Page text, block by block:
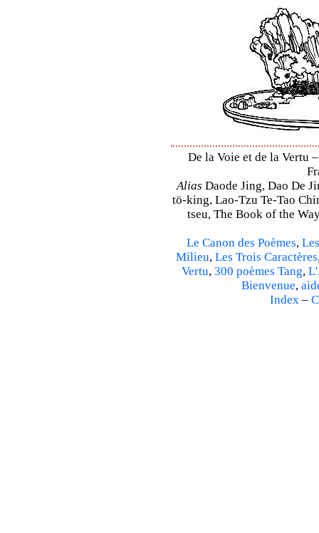
De la Voie et de la Vertu
Alias Daode Jing, Dao De
tö-king, Lao-Tzu Te-Tao
tseu, The Book of the
Le Canon des Poèmes,
Milieu, Les Trois Caractères
Vertu, 300 poèmes Tang,
Bienvenue,
Index–